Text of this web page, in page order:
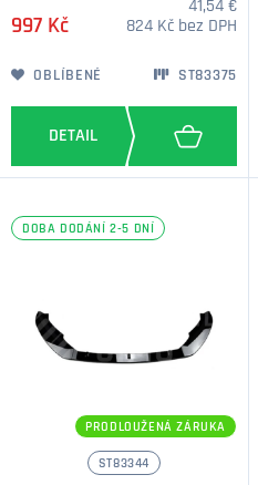
997 Kč
41,54 €
824 Kč bez DPH
OBLÍBENÉ ST83375
DOBA DODÁNÍ 2-5 DNÍ
PRODLOUŽENÁ ZÁRUKA
ST83344